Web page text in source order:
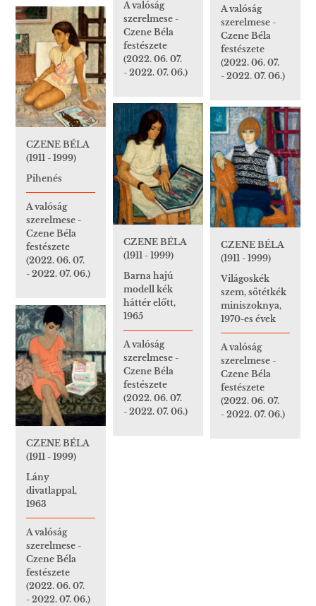
A valóság
szerelmese -
Czene Béla
festészete
(2022. 06. 07.
- 2022. 07. 06.)
A valóság
szerelmese -
Czene Béla
festészete
(2022. 06. 07.
- 2022. 07. 06.)
CZENE BÉLA
(1911 - 1999)
Pihenés
A valóság
szerelmese -
Czene Béla
festészete
(2022. 06. 07.
- 2022. 07. 06.)
CZENE BÉLA
(1911 - 1999)
Barna hajú
modell kék
háttér előtt,
1965
A valóság
szerelmese -
Czene Béla
festészete
(2022. 06. 07.
- 2022. 07. 06.)
CZENE BÉLA
(1911 - 1999)
Világoskék
szem, sötétkék
miniszoknya,
1970-es évek
A valóság
szerelmese -
Czene Béla
festészete
(2022. 06. 07.
- 2022. 07. 06.)
CZENE BÉLA
(1911 - 1999)
Lány
divatlappal,
1963
A valóság
szerelmese -
Czene Béla
festészete
(2022. 06. 07.
- 2022. 07. 06.)